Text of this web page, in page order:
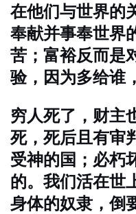
在他们与世界的
奉献并事奉世界
苦； 富裕反而是
验，因为多给谁
穷人死了，财主
死，死后且有审
受神的国；必朽
的。我们活在世
身体的奴隶，倒